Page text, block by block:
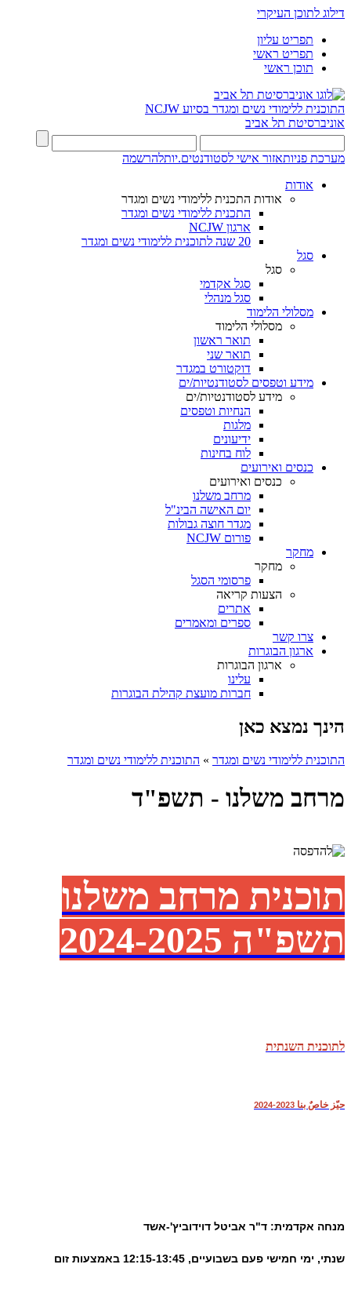
דילוג לתוכן העיקרי
תפריט עליון
תפריט ראשי
תוכן ראשי
התוכנית ללימודי נשים ומגדר בסיוע NCJW
אוניברסיטת תל אביב
מערכת פניותאזור אישי לסטודנטים.יותלהרשמה
אודות
אודות התכנית ללימודי נשים ומגדר
התכנית ללימודי נשים ומגדר
ארגון NCJW
20 שנה לתוכנית ללימודי נשים ומגדר
סגל
סגל
סגל אקדמי
סגל מנהלי
מסלולי הלימוד
מסלולי הלימוד
תואר ראשון
תואר שני
דוקטורט במגדר
מידע וטפסים לסטודנטיות/ים
מידע לסטודנטיות/ים
הנחיות וטפסים
מלגות
ידיעונים
לוח בחינות
כנסים ואירועים
כנסים ואירועים
מרחב משלנו
יום האישה הבינ"ל
מגדר חוצה גבולות
פורום NCJW
מחקר
מחקר
פרסומי הסגל
הצעות קריאה
אתרים
ספרים ומאמרים
צרו קשר
ארגון הבוגרות
ארגון הבוגרות
עלינו
חברות מועצת קהילת הבוגרות
הינך נמצא כאן
התוכנית ללימודי נשים ומגדר » התוכנית ללימודי נשים ומגדר
מרחב משלנו - תשפ"ד
תוכנית מרחב משלנו
תשפ"ה 2024-2025
לתוכנית השנתית
حيّز خاصٌ بنا 2023-2024
מנחה אקדמית: ד"ר אביטל דוידוביץ'-אשד
שנתי, ימי חמישי פעם בשבועיים, 12:15-13:45 באמצעות זום